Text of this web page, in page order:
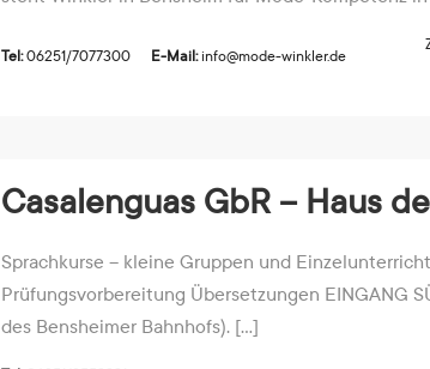
Tel:06251/7077300 E-Mail: info@mode-winkler.de
Casalenguas GbR – Haus
Sprachkurse – kleine Gruppen und
Prüfungsvorbereitung Übersetzungen EINGANG
des Bensheimer Bahnhofs). [...]